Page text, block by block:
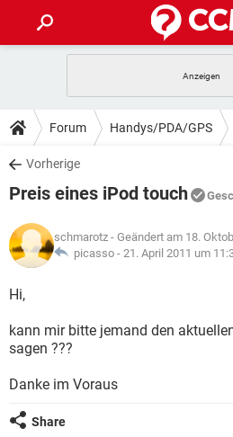
ANDROID IOS
WINDOWS 10
WHATSAPP
FACEBOOK
TIPPS & TRICKS
SPIELE
WHATSAPP
FACEBOOK
DOWNLOADS
SPIELE
ANDROID
WINDOWS 10
WHATSAPP
SPIELE
ANDROID
WINDOWS 10
WHATSAPP
LEXIKON
SPIELE
WINDOWS 10
WHATSAPP
FACEBOOK
Forum Handys/PDA/GPS
Vorherige
Preis eines iPod touch
schmarotz - Geändert am 18.
picasso - 21. April 2011 um
Hi,
kann mir bitte jemand den
sagen ???
Danke im Voraus
Share